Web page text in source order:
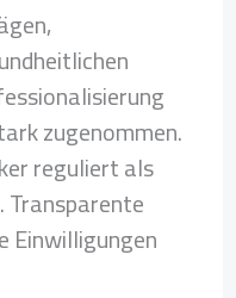
zugenommen.
reguliert als
Transparente
Einwilligungen